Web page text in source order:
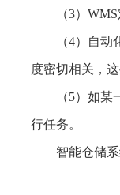
（3）
（4）自
度密切相关，
（5）如
行任务。
智能仓储